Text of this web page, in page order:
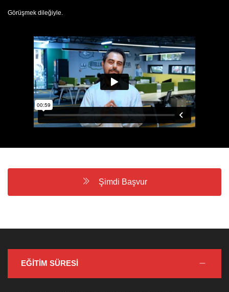
Görüşmek dileğiyle.
Şimdi Başvur
EĞİTİM SÜRESİ